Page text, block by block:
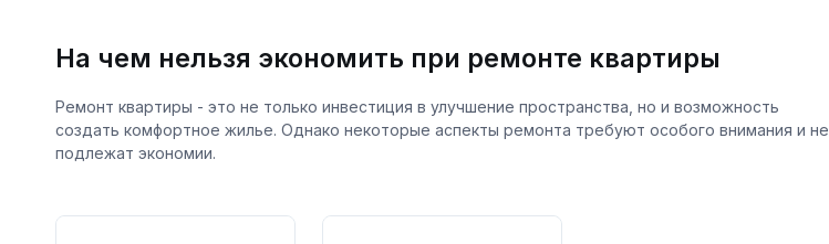
На чем нельзя экономить при ремонте квартиры
Ремонт квартиры - это не только инвестиция в улучшение пространства, но и возможность
создать комфортное жилье. Однако некоторые аспекты ремонта требуют особого внимания и не
подлежат экономии.